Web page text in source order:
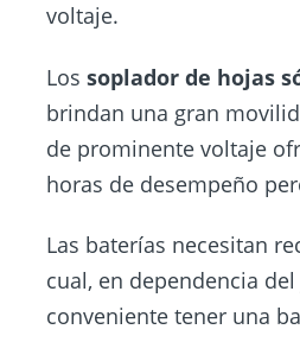
voltaje.
Los soplador de hojas
brindan una gran
de prominente voltaje
horas de desempeño
Las baterías necesitan
cual, en dependencia
conveniente tener una